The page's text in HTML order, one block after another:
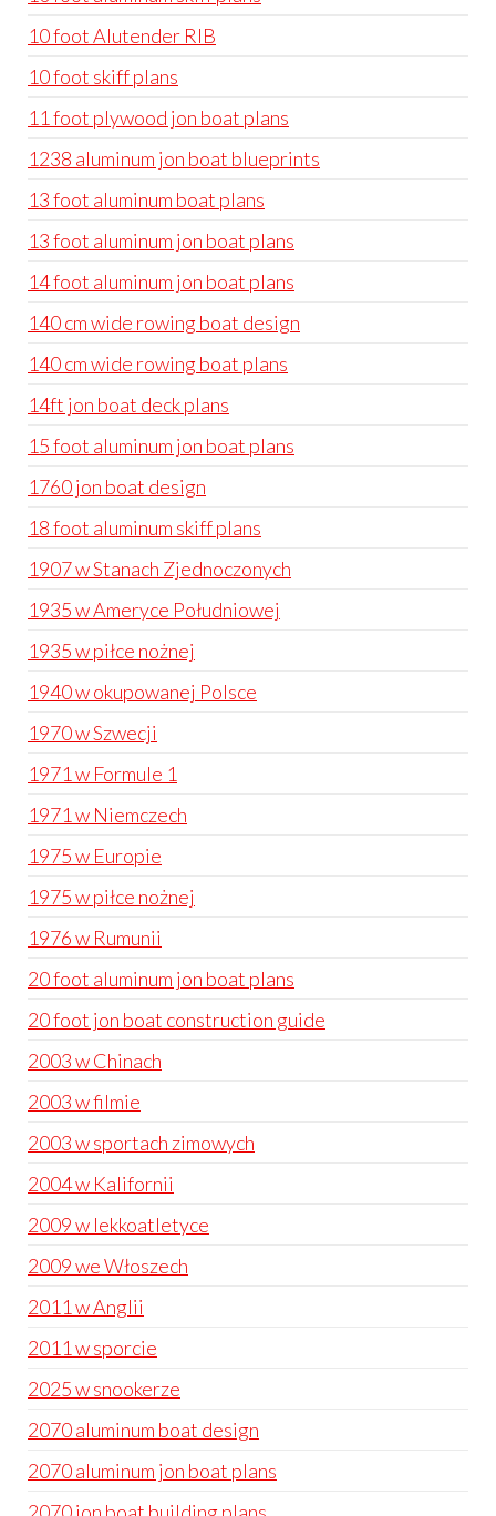
10 foot Alutender RIB
10 foot skiff plans
11 foot plywood jon boat plans
1238 aluminum jon boat blueprints
13 foot aluminum boat plans
13 foot aluminum jon boat plans
14 foot aluminum jon boat plans
140 cm wide rowing boat design
140 cm wide rowing boat plans
14ft jon boat deck plans
15 foot aluminum jon boat plans
1760 jon boat design
18 foot aluminum skiff plans
1907 w Stanach Zjednoczonych
1935 w Ameryce Południowej
1935 w piłce nożnej
1940 w okupowanej Polsce
1970 w Szwecji
1971 w Formule 1
1971 w Niemczech
1975 w Europie
1975 w piłce nożnej
1976 w Rumunii
20 foot aluminum jon boat plans
20 foot jon boat construction guide
2003 w Chinach
2003 w filmie
2003 w sportach zimowych
2004 w Kalifornii
2009 w lekkoatletyce
2009 we Włoszech
2011 w Anglii
2011 w sporcie
2025 w snookerze
2070 aluminum boat design
2070 aluminum jon boat plans